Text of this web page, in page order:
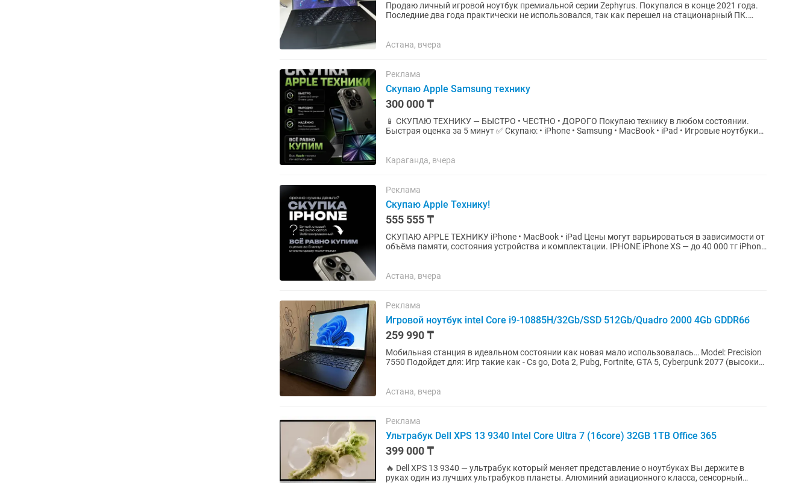
Продаю личный игровой ноутбук премиальной серии Zephyrus. Покупался в конце 2021 года.
Последние два года практически не использовался, так как перешел на стационарный ПК.
Астана, вчера
Реклама
Скупаю Apple Samsung технику
300 000 ₸
📱 СКУПАЮ ТЕХНИКУ — БЫСТРО • ЧЕСТНО • ДОРОГО Покупаю технику в любом состоянии.
Быстрая оценка за 5 минут ✅ Скупаю: • iPhone • Samsung • MacBook • iPad • Игровые ноутбуки
Караганда, вчера
Реклама
Скупаю Apple Технику!
555 555 ₸
СКУПАЮ APPLE ТЕХНИКУ iPhone • MacBook • iPad Цены могут варьироваться в зависимости от
объёма памяти, состояния устройства и комплектации. IPHONE iPhone XS — до 40 000 тг iPhone
Астана, вчера
Реклама
Игровой ноутбук intel Core i9-10885H/32Gb/SSD 512Gb/Quadro 2000 4Gb GDDR6б
259 990 ₸
Мобильная станция в идеальном состоянии как новая мало использовалась… Model: Precision
7550 Подойдет для: Игр такие как - Cs go, Dota 2, Pubg, Fortnite, GTA 5, Cyberpunk 2077 (высокие)
Астана, вчера
Реклама
Ультрабук Dell XPS 13 9340 Intel Core Ultra 7 (16core) 32GB 1TB Office 365
399 000 ₸
🔥 Dell XPS 13 9340 — ультрабук который меняет представление о ноутбуках Вы держите в
руках один из лучших ультрабуков планеты. Алюминий авиационного класса, сенсорный